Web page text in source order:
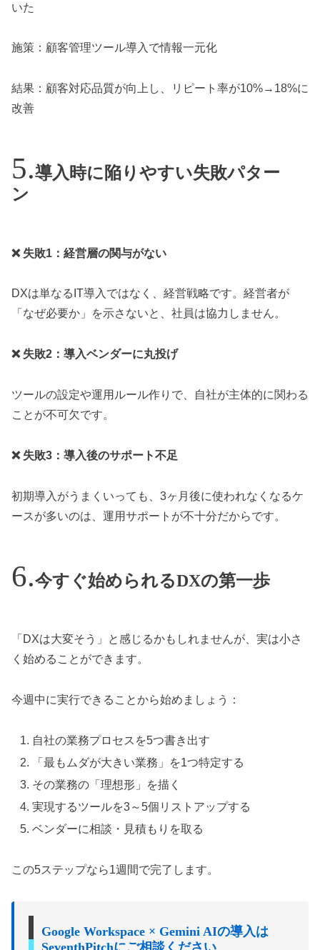
いた
施策：顧客管理ツール導入で情報一元化
結果：顧客対応品質が向上し、リピート率が10%→18%に
改善
導入時に陥りやすい失敗パター
ン
❌ 失敗1：経営層の関与がない
DXは単なるIT導入ではなく、経営戦略です。経営者が
「なぜ必要か」を示さないと、社員は協力しません。
❌ 失敗2：導入ベンダーに丸投げ
ツールの設定や運用ルール作りで、自社が主体的に関わる
ことが不可欠です。
❌ 失敗3：導入後のサポート不足
初期導入がうまくいっても、3ヶ月後に使われなくなるケ
ースが多いのは、運用サポートが不十分だからです。
今すぐ始められるDXの第一歩
「DXは大変そう」と感じるかもしれませんが、実は小さ
く始めることができます。
今週中に実行できることから始めましょう：
自社の業務プロセスを5つ書き出す
「最もムダが大きい業務」を1つ特定する
その業務の「理想形」を描く
実現するツールを3～5個リストアップする
ベンダーに相談・見積もりを取る
この5ステップなら1週間で完了します。
Google Workspace × Gemini AIの導入は
SeventhPitchにご相談ください